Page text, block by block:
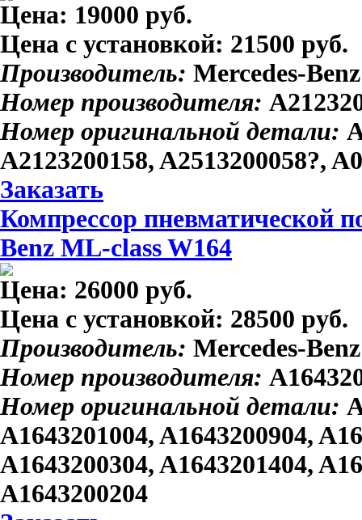
Цена: 19000 руб.
Цена с установкой: 21500 руб.
Производитель: Mercedes-Benz
Номер производителя:
Номер оригинальной детали:
A2123200158, A2513200058?,
Заказать
Компрессор пневматической
Benz ML-class W164
Цена: 26000 руб.
Цена с установкой: 28500 руб.
Производитель: Mercedes-Benz
Номер производителя:
Номер оригинальной детали:
A1643201004, A1643200904,
A1643200304, A1643201404,
A1643200204